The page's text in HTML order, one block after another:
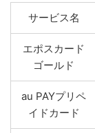
サービス名
エポスカード
ゴールド
au PAYプリペ
イドカード